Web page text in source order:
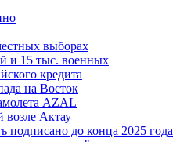
выборах
и 15 тыс. военных
кредита
на Восток
AZAL
возле Актау
до конца 2025 года